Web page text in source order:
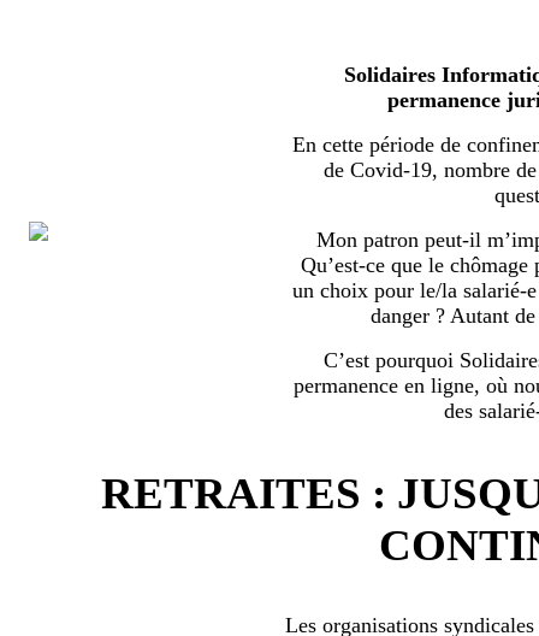
Solidaires
permanence
En cette période de
de Covid-19, nombre
Mon patron peut-il
Qu’est-ce que le
un choix pour le/la salarié-
danger ? Autant
C’est pourquoi
permanence en ligne, où
des
RETRAITES :
Les organisations